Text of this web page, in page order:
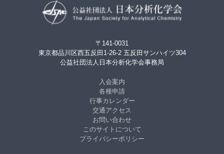
〒141-0031
東京都品川区西五反田1-26-2 五反田サンハイツ304
公益社団法人日本分析化学会事務局
入会案内
各種申請
行事カレンダー
交通アクセス
お問い合わせ
このサイトについて
プライバシーポリシー